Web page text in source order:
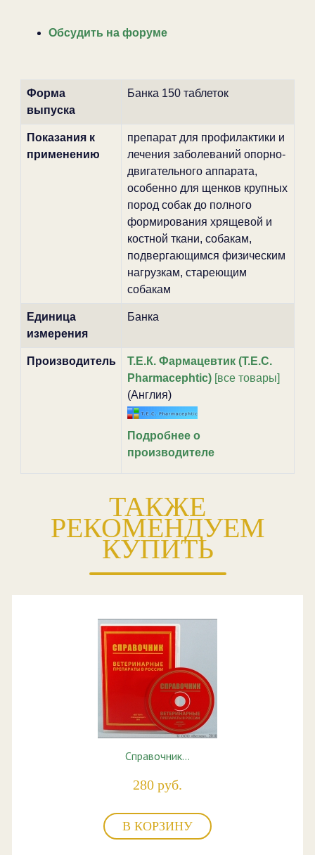
Обсудить на форуме
Форма
выпуска
Банка 150 таблеток
Показания к
применению
препарат для профилактики и
лечения заболеваний опорно-
двигательного аппарата,
особенно для щенков крупных
пород собак до полного
формирования хрящевой и
костной ткани, собакам,
подвергающимся физическим
нагрузкам, стареющим
собакам
Единица
измерения
Банка
Производитель
Т.Е.К. Фармацевтик (T.E.C.
Pharmacephtic)[все товары]
(Англия)
Подробнее о
производителе
ТАКЖЕ
РЕКОМЕНДУЕМ
КУПИТЬ
Справочник…
280 руб.
В КОРЗИНУ